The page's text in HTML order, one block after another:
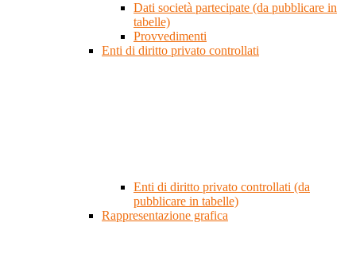
Dati società partecipate (da pubblicare in
tabelle)
Provvedimenti
Enti di diritto privato controllati
Enti di diritto privato controllati (da
pubblicare in tabelle)
Rappresentazione grafica